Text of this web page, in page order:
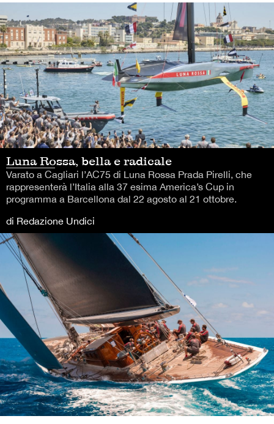
Luna Rossa, bella e radicale
Varato a Cagliari l’AC75 di Luna Rossa Prada Pirelli, che
rappresenterà l’Italia alla 37 esima America’s Cup in
programma a Barcellona dal 22 agosto al 21 ottobre.
di Redazione Undici